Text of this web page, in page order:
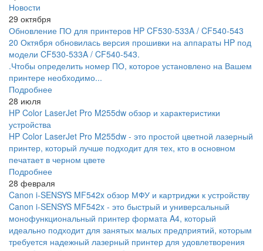
Новости
29 октября
Обновление ПО для принтеров HP CF530-533A / CF540-543
20 Октября обновилась версия прошивки на аппараты HP под
модели CF530-533A / CF540-543.
.Чтобы определить номер ПО, которое установлено на Вашем
принтере необходимо...
Подробнее
28 июля
HP Color LaserJet Pro M255dw обзор и характеристики
устройства
HP Color LaserJet Pro M255dw - это простой цветной лазерный
принтер, который лучше подходит для тех, кто в основном
печатает в черном цвете
Подробнее
28 февраля
Canon i-SENSYS MF542x обзор МФУ и картриджи к устройству
Canon i-SENSYS MF542x - это быстрый и универсальный
монофункциональный принтер формата A4, который
идеально подходит для занятых малых предприятий, которым
требуется надежный лазерный принтер для удовлетворения